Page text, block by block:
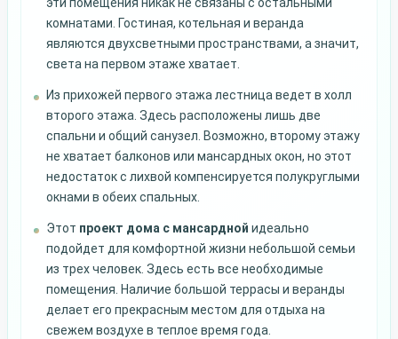
эти помещения никак не связаны с остальными
комнатами. Гостиная, котельная и веранда
являются двухсветными пространствами, а значит,
света на первом этаже хватает.
Из прихожей первого этажа лестница ведет в холл
второго этажа. Здесь расположены лишь две
спальни и общий санузел. Возможно, второму этажу
не хватает балконов или мансардных окон, но этот
недостаток с лихвой компенсируется полукруглыми
окнами в обеих спальных.
Этот проект дома с мансардной идеально
подойдет для комфортной жизни небольшой семьи
из трех человек. Здесь есть все необходимые
помещения. Наличие большой террасы и веранды
делает его прекрасным местом для отдыха на
свежем воздухе в теплое время года.